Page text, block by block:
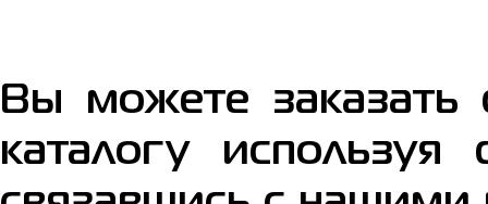
Вы можете
каталогу